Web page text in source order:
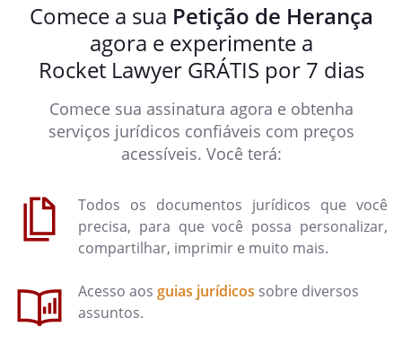
Comece a sua Petição de Herança
agora e experimente a
Rocket Lawyer GRÁTIS por 7 dias
Comece sua assinatura agora e obtenha
serviços jurídicos confiáveis com preços
acessíveis. Você terá:
Todos os documentos jurídicos que você
precisa, para que você possa personalizar,
compartilhar, imprimir e muito mais.
Acesso aos guias jurídicos sobre diversos
assuntos.